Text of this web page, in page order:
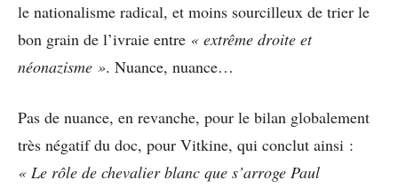
le nationalisme radical, et moins sourcilleux de trier le
bon grain de l’ivraie entre « extrême droite et
néonazisme ». Nuance, nuance…
Pas de nuance, en revanche, pour le bilan globalement
très négatif du doc, pour Vitkine, qui conclut ainsi :
« Le rôle de chevalier blanc que s’arroge Paul